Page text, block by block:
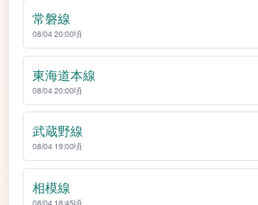
常磐線
08/04 20:00頃
東海道本線
08/04 20:00頃
武蔵野線
08/04 19:00頃
相模線
08/04 18:45頃